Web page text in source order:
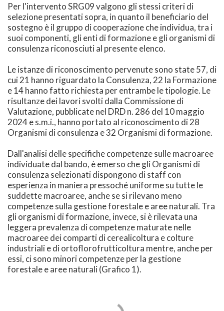
Per l'intervento SRG09 valgono gli stessi criteri di
selezione presentati sopra, in quanto il beneficiario del
sostegno è il gruppo di cooperazione che individua, tra i
suoi componenti, gli enti di formazione e gli organismi di
consulenza riconosciuti al presente elenco.
Le istanze di riconoscimento pervenute sono state 57, di
cui 21 hanno riguardato la Consulenza, 22 la Formazione
e 14 hanno fatto richiesta per entrambe le tipologie. Le
risultanze dei lavori svolti dalla Commissione di
Valutazione, pubblicate nel DRD n. 286 del 10 maggio
2024 e s.m.i., hanno portato al riconoscimento di 28
Organismi di consulenza e 32 Organismi di formazione.
Dall'analisi delle specifiche competenze sulle macroaree
individuate dal bando, è emerso che gli Organismi di
consulenza selezionati dispongono di staff con
esperienza in maniera pressoché uniforme su tutte le
suddette macroaree, anche se si rilevano meno
competenze sulla gestione forestale e aree naturali. Tra
gli organismi di formazione, invece, si è rilevata una
leggera prevalenza di competenze maturate nelle
macroaree dei comparti di cerealicoltura e colture
industriali e di ortoflorofrutticoltura mentre, anche per
essi, ci sono minori competenze per la gestione
forestale e aree naturali (Grafico 1).